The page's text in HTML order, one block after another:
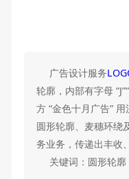
广告设计服务
轮廓，内部有字母
方 “金色十月广告”
圆形轮廓、麦穗环绕
务业务，传递出丰收
关键词：圆形轮